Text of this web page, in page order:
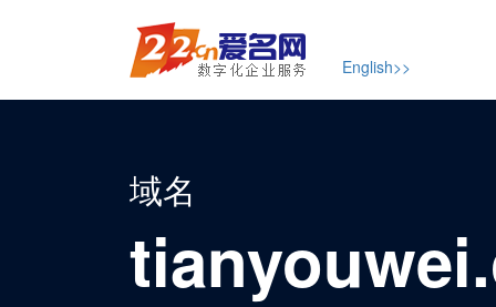
English>>
域名